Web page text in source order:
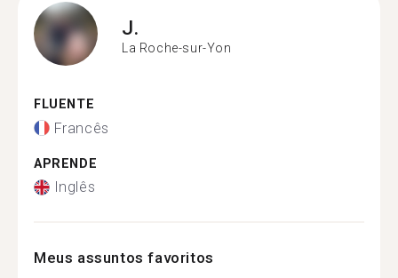
J.
La Roche-sur-Yon
FLUENTE
Francês
APRENDE
Inglês
Meus assuntos favoritos